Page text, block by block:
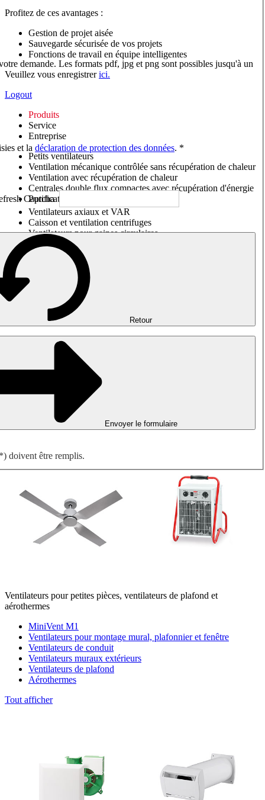
Profitez de ces avantages :
Gestion de projet aisée
Sauvegarde sécurisée de vos projets
Fonctions de travail en équipe intelligentes
Veuillez vous enregistrerici.
Logout
Produits
Service
Entreprise
Petits ventilateurs
Ventilation mécanique contrôlée sans récupération de chaleur
Ventilation avec récupération de chaleur
Centrales double flux compactes avec récupération d'énergie
Purificateurs d'air/Moniteurs CO
Ventilateurs axiaux et VAR
Caisson et ventilation centrifuges
Ventilateurs pour gaines circulaires
Ventilateurs pour gaines rectangulaires
Tourelles de toiture
Désenfumage, détection incendie et ventilation de parking
Ventilateurs antidéflagrants
Mesurer. Contrôler. Réguler.
Traitement d'air
Accessoires aérauliques
Ventilateurs pour petites pièces, ventilateurs de plafond et
aérothermes
MiniVent M1
Ventilateurs pour montage mural, plafonnier et fenêtre
Ventilateurs de conduit
Ventilateurs muraux extérieurs
Ventilateurs de plafond
Aérothermes
Tout afficher
demande. Les formats pdf, jpg et png sont possibles jusqu'à un
et la déclaration de protection des données. *
Retour
Envoyer le formulaire
doivent être remplis.